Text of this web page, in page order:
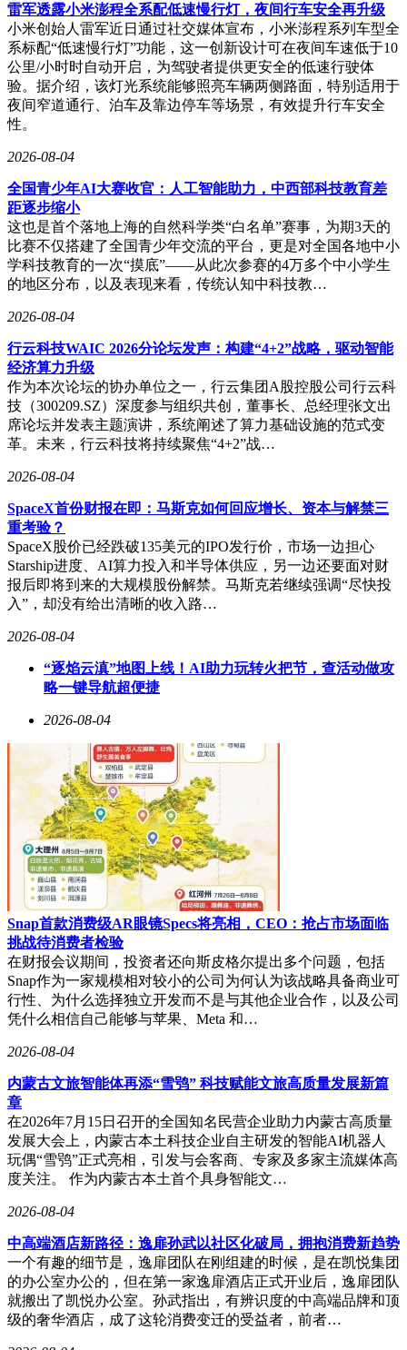
一切流向公共资产”为目标，承载着文化大地的使命。一个是
父系符号，一个是母系符号，他们在不同的领域，以不同的方
式，书写着属于自己的故事。
这些天象记录、活动日期以及民俗兴起的信息，均来自可查证
的第三方公开渠道。三年后再回望吴夏当初写下的那句话，它
更像是一个预言，也仿佛是一种分工的暗示，在科技、文化与
雷军透露小米澎程全系配低速慢行灯，夜间行车安全再升级
小米创始人雷军近日通过社交媒体宣布，小米澎程系列车型全
系标配“低速慢行灯”功能，这一创新设计可在夜间车速低于10
公里/小时时自动开启，为驾驶者提供更安全的低速行驶体
验。据介绍，该灯光系统能够照亮车辆两侧路面，特别适用于
夜间窄道通行、泊车及靠边停车等场景，有效提升行车安全
性。
2026-08-04
全国青少年AI大赛收官：人工智能助力，中西部科技教育差
距逐步缩小
这也是首个落地上海的自然科学类“白名单”赛事，为期3天的
比赛不仅搭建了全国青少年交流的平台，更是对全国各地中小
学科技教育的一次“摸底”——从此次参赛的4万多个中小学生
的地区分布，以及表现来看，传统认知中科技教…
2026-08-04
行云科技WAIC 2026分论坛发声：构建“4+2”战略，驱动智能
经济算力升级
作为本次论坛的协办单位之一，行云集团A股控股公司行云科
技（300209.SZ）深度参与组织共创，董事长、总经理张文出
席论坛并发表主题演讲，系统阐述了算力基础设施的范式变
革。未来，行云科技将持续聚焦“4+2”战…
2026-08-04
SpaceX首份财报在即：马斯克如何回应增长、资本与解禁三
重考验？
SpaceX股价已经跌破135美元的IPO发行价，市场一边担心
Starship进度、AI算力投入和半导体供应，另一边还要面对财
报后即将到来的大规模股份解禁。马斯克若继续强调“尽快投
入”，却没有给出清晰的收入路…
2026-08-04
“逐焰云滇”地图上线！AI助力玩转火把节，查活动做攻
略一键导航超便捷
2026-08-04
Snap首款消费级AR眼镜Specs将亮相，CEO：抢占市场面临
挑战待消费者检验
在财报会议期间，投资者还向斯皮格尔提出多个问题，包括
Snap作为一家规模相对较小的公司为何认为该战略具备商业可
行性、为什么选择独立开发而不是与其他企业合作，以及公司
凭什么相信自己能够与苹果、Meta 和…
2026-08-04
内蒙古文旅智能体再添“雪鸮” 科技赋能文旅高质量发展新篇
章
在2026年7月15日召开的全国知名民营企业助力内蒙古高质量
发展大会上，内蒙古本土科技企业自主研发的智能AI机器人
玩偶“雪鸮”正式亮相，引发与会客商、专家及多家主流媒体高
度关注。 作为内蒙古本土首个具身智能文…
2026-08-04
中高端酒店新路径：逸扉孙武以社区化破局，拥抱消费新趋势
一个有趣的细节是，逸扉团队在刚组建的时候，是在凯悦集团
的办公室办公的，但在第一家逸扉酒店正式开业后，逸扉团队
就搬出了凯悦办公室。孙武指出，有辨识度的中高端品牌和顶
级的奢华酒店，成了这轮消费变迁的受益者，前者…